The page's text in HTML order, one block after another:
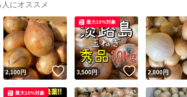
にオススメ
いね！
2,100円 いいね！
3,500円 いいね！
最大10%対象
2,800円
最大10%対象